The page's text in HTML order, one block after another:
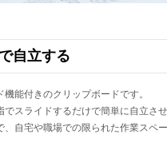
自立する
機能付きのクリップボードです。
でスライドするだけで簡単に自立さ
、自宅や職場での限られた作業スペ